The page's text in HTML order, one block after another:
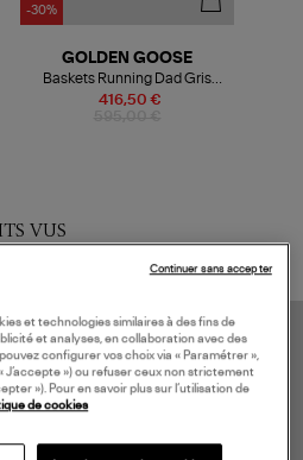
-30%
416,50 €
GOLDEN GOOSE
Baskets Running Dad Gris
Argenté Blanc
VUS
et technologies similaires à des fins de
et analyses, en collaboration avec des
configurer vos choix via « Paramétrer »,
J’accepte ») ou refuser ceux non strictement
»). Pour en savoir plus sur l’utilisation de
de cookies
Continuer sans accepter